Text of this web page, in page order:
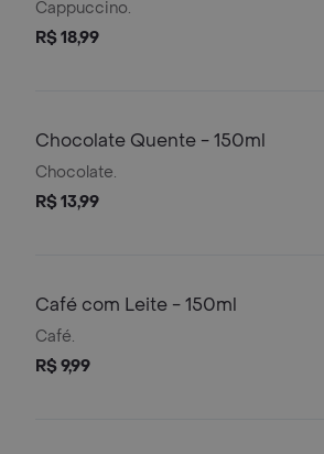
Cappuccino.
R$ 18,99
Chocolate Quente - 150ml
Chocolate.
R$ 13,99
Café com Leite - 150ml
Café.
R$ 9,99